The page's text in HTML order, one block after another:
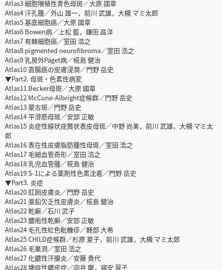
Atlas3 細胞増殖性青色母斑／大原 國章
Atlas4 汗孔腫／外山 雄一，前川 武雄，大槻 マミ太郎
Atlas5 基底細胞癌／大原 國章
Atlas6 Bowen病／上松 藍，鎌田 昌洋
Atlas7 有棘細胞癌／室田 浩之
Atlas8 pigmented neurofibroma／室田 浩之
Atlas9 乳房外Paget病／椛島 健治
Atlas10 直腸癌の皮膚浸潤／門野 岳史
▼Part2. 母斑・色素性病変
Atlas11 Becker母斑／大原 國章
Atlas12 McCune-Albright症候群／門野 岳史
Atlas13 蒙古斑／門野 岳史
Atlas14 平滑筋母斑／安部 正敏
Atlas15 炎症性線状疣贅状表皮母斑／中野 尚美，前川 武雄，大槻 マミ太
郎
Atlas16 表在性皮膚脂肪腫性母斑／室田 浩之
Atlas17 毛細血管奇形／室田 浩之
Atlas18 乳児血管腫／椛島 健治
Atlas19 S-1による薬剤性色素沈着／門野 岳史
▼Part3. 炎症
Atlas20 肛囲皮膚炎／門野 岳史
Atlas21 亜鉛欠乏性皮膚炎／椛島 健治
Atlas22 乾癬／石川 武子
Atlas23 膿疱性乾癬／安部 正敏
Atlas24 毛孔性紅色粃糠疹／軽部 大希
Atlas25 CHILD症候群／杉原 夏子，前川 武雄，大槻 マミ太郎
Atlas26 毛巣洞／室田 浩之
Atlas27 化膿性汗腺炎／安藤 貴代
Atlas28 壊疽性膿皮症／向井 慶，福安 厚子